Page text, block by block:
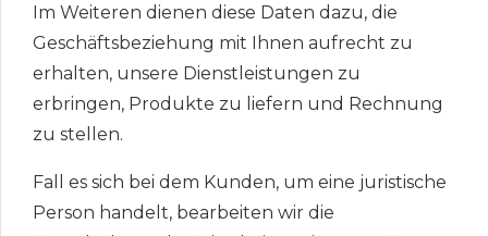
Im Weiteren dienen diese Daten dazu, die
Geschäftsbeziehung mit Ihnen aufrecht zu
erhalten, unsere Dienstleistungen zu
erbringen, Produkte zu liefern und Rechnung
zu stellen.
Fall es sich bei dem Kunden, um eine juristische
Person handelt, bearbeiten wir die